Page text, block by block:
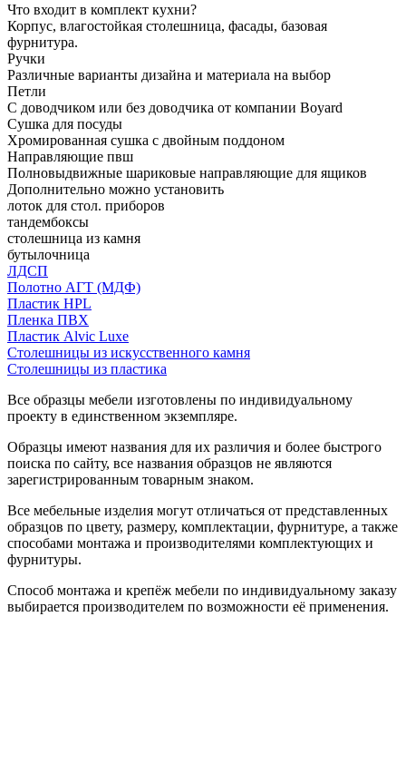
Что входит в комплект кухни?
Корпус, влагостойкая столешница, фасады, базовая
фурнитура.
Ручки
Различные варианты дизайна и материала на выбор
Петли
С доводчиком или без доводчика от компании Boyard
Сушка для посуды
Хромированная сушка с двойным поддоном
Направляющие пвш
Полновыдвижные шариковые направляющие для ящиков
Дополнительно можно установить
лоток для стол. приборов
тандембоксы
столешница из камня
бутылочница
ЛДСП
Полотно АГТ (МДФ)
Пластик HPL
Пленка ПВХ
Пластик Alvic Luxe
Столешницы из искусственного камня
Столешницы из пластика
Все образцы мебели изготовлены по индивидуальному
проекту в единственном экземпляре.
Образцы имеют названия для их различия и более быстрого
поиска по сайту, все названия образцов не являются
зарегистрированным товарным знаком.
Все мебельные изделия могут отличаться от представленных
образцов по цвету, размеру, комплектации, фурнитуре, а также
способами монтажа и производителями комплектующих и
фурнитуры.
Способ монтажа и крепёж мебели по индивидуальному заказу
выбирается производителем по возможности её применения.